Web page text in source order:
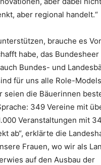
aber regional handelt.“
brauche es
habe, das Bundesheer
Bundes- und
für uns alle Role-
seien die Bäuerinnen
349 Vereine mit
Veranstaltungen mit
ab“, erklärte die
Frauen, wo wir als
auf den Ausbau der